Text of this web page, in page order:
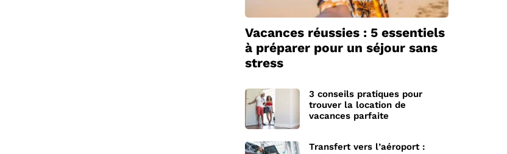
Vacances réussies : 5 essentiels
à préparer pour un séjour sans
stress
3 conseils pratiques pour
trouver la location de
vacances parfaite
Transfert vers l’aéroport :